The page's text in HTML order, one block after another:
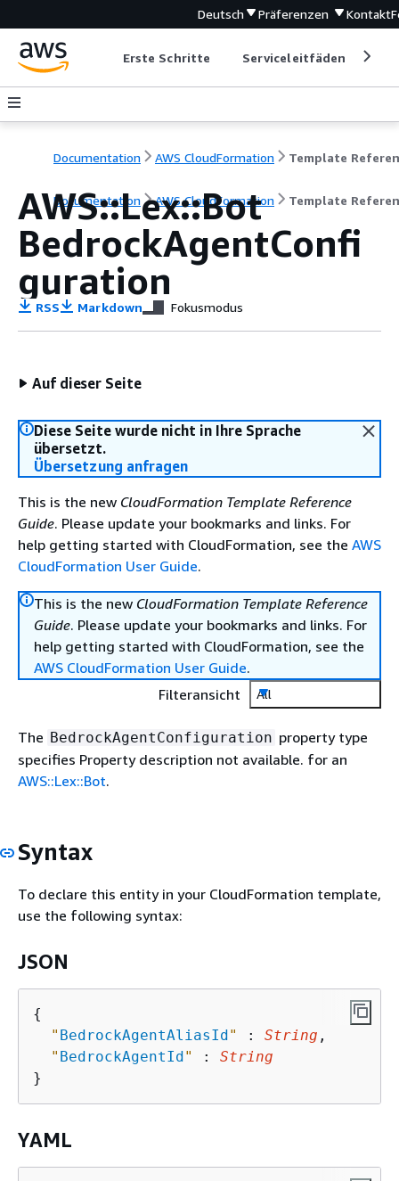
Deutsch Präferenzen Kontakt
Erste Schritte Serviceleitfäden
Documentation AWS CloudFormation Template
Documentation AWS CloudFormation Template
AWS::Lex::Bot
BedrockAgentConfi
guration
RSS Markdown Fokusmodus
Auf dieser Seite
Diese Seite wurde nicht in Ihre Sprache
übersetzt.
Übersetzung anfragen
This is the new CloudFormation Template Reference
Guide. Please update your bookmarks and links. For
help getting started with CloudFormation, see the AWS
CloudFormation User Guide.
This is the new CloudFormation Template Reference
Guide. Please update your bookmarks and links. For
help getting started with CloudFormation, see the
AWS CloudFormation User Guide.
Filteransicht
All
The BedrockAgentConfiguration property type
specifies Property description not available. for an
AWS::Lex::Bot.
Syntax
To declare this entity in your CloudFormation template,
use the following syntax:
JSON
{
" BedrockAgentAliasId" : String ,
" BedrockAgentId" : String
YAML